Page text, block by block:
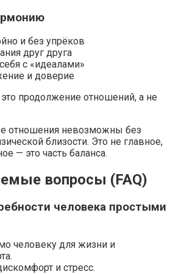
и без упрёков
друг друга
с «идеалами»
и доверие
продолжение отношений, а не
отношения невозможны без
близости. Это не главное,
— это часть баланса.
вопросы (FAQ)
человека простыми
человеку для жизни и
и стресс.